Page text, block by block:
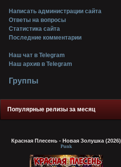
Написать администрации сайта
Ответы на вопросы
Статистика сайта
Последние комментарии
Наш чат в Telegram
Наш архив в Telegram
Группы
Популярные релизы за месяц
Красная Плесень - Новая Золушка (2026)
Punk